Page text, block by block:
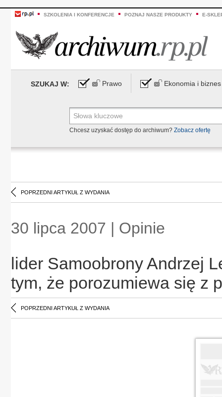
SZKOLENIA I KONFERENCJE POZNAJ NASZE PRODUKTY E-
SZUKAJ W: Prawo Ekonomia i biznes
Chcesz uzyskać dostęp do archiwum? Zobacz ofertę
POPRZEDNI ARTYKUŁ Z WYDANIA
30 lipca 2007 | Opinie
lider Samoobrony Andrzej
tym, że porozumiewa się z
POPRZEDNI ARTYKUŁ Z WYDANIA